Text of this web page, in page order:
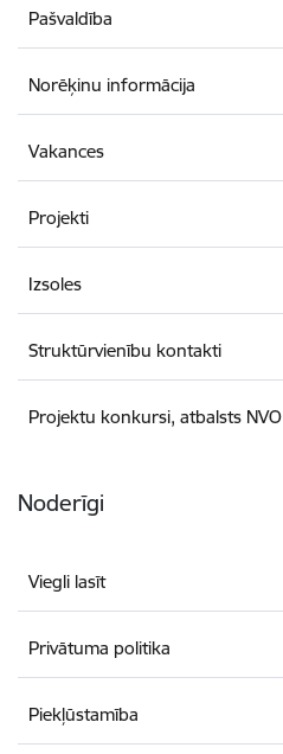
Pašvaldība
Norēķinu informācija
Vakances
Projekti
Izsoles
Struktūrvienību kontakti
Projektu konkursi, atbalsts NVO
Noderīgi
Viegli lasīt
Privātuma politika
Piekļūstamība